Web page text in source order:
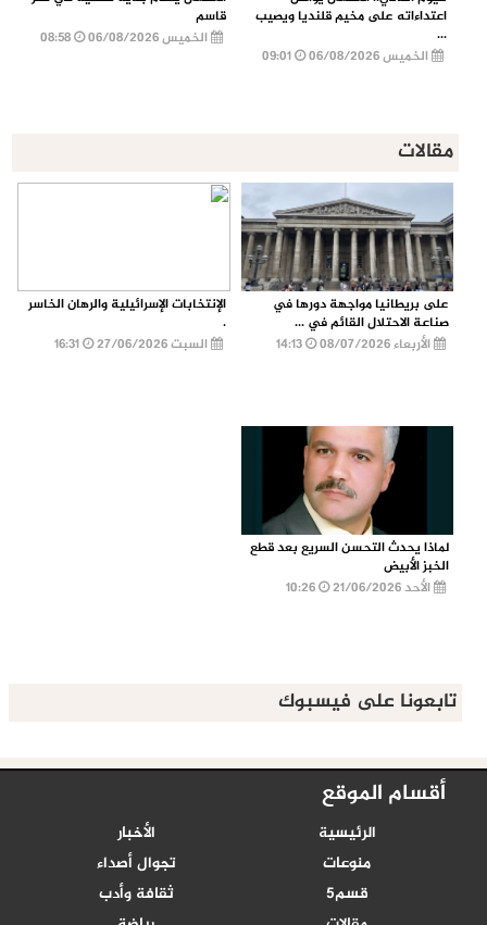
اعتداءاته على مخيم قلنديا ويصيب
...
الخميس 06/08/2026
قاسم
الخميس 06/08/2026
08:58
مقالات
على بريطانيا مواجهة دورها في
صناعة الاحتلال القائم في ...
الأربعاء 08/07/2026
الإنتخابات الإسرائيلية والرهان الخاسر
.
السبت 27/06/2026
16:31
لماذا يحدث التحسن السريع بعد قطع
الخبز الأبيض
الأحد 21/06/2026
تابعونا على فيسبوك
أقسام الموقع
الرئيسية
الأخبار
منوعات
تجوال أصداء
قسم5
ثقافة وأدب